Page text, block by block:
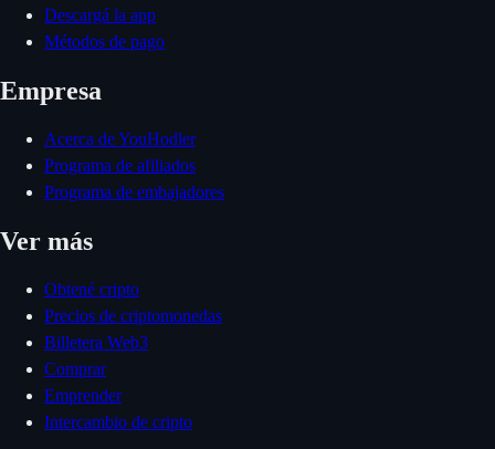
Descargá la app
Métodos de pago
Empresa
Acerca de YouHodler
Programa de afiliados
Programa de embajadores
Ver más
Obtené cripto
Precios de criptomonedas
Billetera Web3
Comprar
Emprender
Intercambio de cripto